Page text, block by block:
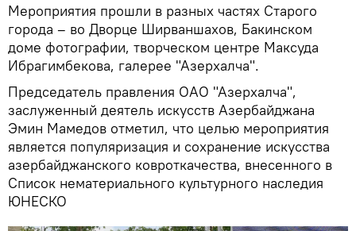
Мероприятия прошли в разных частях Старого
города – во Дворце Ширваншахов, Бакинском
доме фотографии, творческом центре Максуда
Ибрагимбекова, галерее "Азерхалча".
Председатель правления ОАО "Азерхалча",
заслуженный деятель искусств Азербайджана
Эмин Мамедов отметил, что целью мероприятия
является популяризация и сохранение искусства
азербайджанского ковроткачества, внесенного в
Список нематериального культурного наследия
ЮНЕСКО